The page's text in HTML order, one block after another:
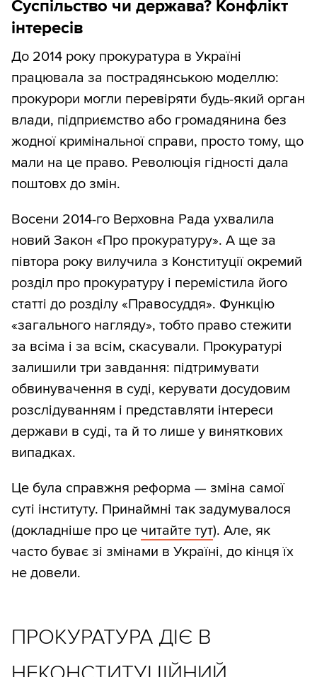
Суспільство чи держава? Конфлікт
інтересів
До 2014 року прокуратура в Україні
працювала за пострадянською моделлю:
прокурори могли перевіряти будь-який орган
влади, підприємство або громадянина без
жодної кримінальної справи, просто тому, що
мали на це право. Революція гідності дала
поштовх до змін.
Восени 2014-го Верховна Рада ухвалила
новий Закон «Про прокуратуру». А ще за
півтора року вилучила з Конституції окремий
розділ про прокуратуру і перемістила його
статті до розділу «Правосуддя». Функцію
«загального нагляду», тобто право стежити
за всіма і за всім, скасували. Прокуратурі
залишили три завдання: підтримувати
обвинувачення в суді, керувати досудовим
розслідуванням і представляти інтереси
держави в суді, та й то лише у виняткових
випадках.
Це була справжня реформа — зміна самої
суті інституту. Принаймні так задумувалося
(докладніше про це читайте тут). Але, як
часто буває зі змінами в Україні, до кінця їх
не довели.
ПРОКУРАТУРА ДІЄ В